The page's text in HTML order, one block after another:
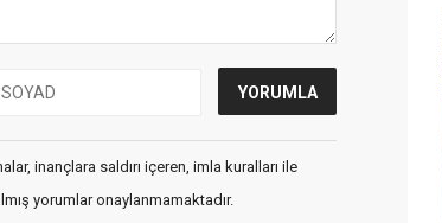
inançlara saldırı içeren, imla kuralları ile
yorumlar onaylanmamaktadır.